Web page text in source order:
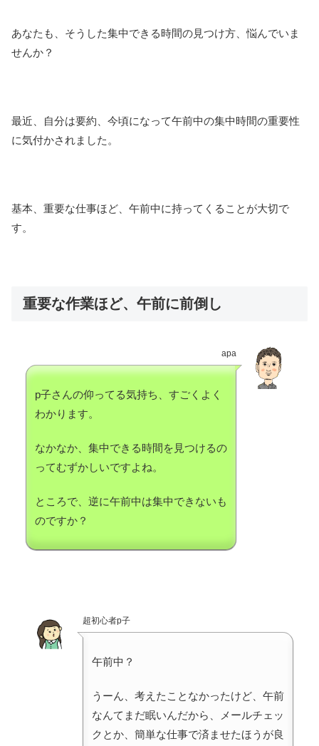
あなたも、そうした集中できる時間の見つけ方、悩んでいま
せんか？
最近、自分は要約、今頃になって午前中の集中時間の重要性
に気付かされました。
基本、重要な仕事ほど、午前中に持ってくることが大切で
す。
重要な作業ほど、午前に前倒し
apa
p子さんの仰ってる気持ち、すごくよく
わかります。
なかなか、集中できる時間を見つけるの
ってむずかしいですよね。
ところで、逆に午前中は集中できないも
のですか？
超初心者p子
午前中？
うーん、考えたことなかったけど、午前
なんてまだ眠いんだから、メールチェッ
クとか、簡単な仕事で済ませたほうが良